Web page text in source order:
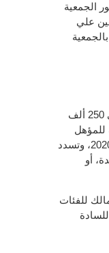
الجمعية
علي
سعر العضوية الى 250 ألف
ألف جنية للمؤهل
المتوسط، بداية من أغسطس عام 2020، وتسدد
أو
للفئات
فقط للسادة